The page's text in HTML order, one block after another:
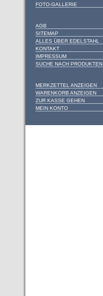
FOTO-GALLERIE
AGB
SITEMAP
ALLES ÜBER EDELSTAHL
KONTAKT
IMPRESSUM
SUCHE NACH PRODUKTEN
MERKZETTEL ANZEIGEN
WARENKORB ANZEIGEN
ZUR KASSE GEHEN
MEIN KONTO